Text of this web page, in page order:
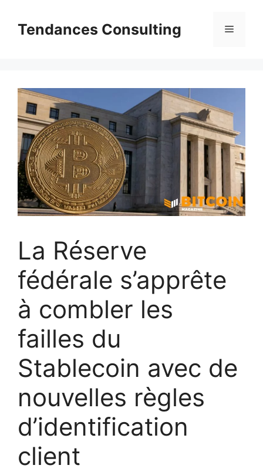
contenuTendances Consulting Menu
La Réserve
fédérale s’apprête
à combler les
failles du
Stablecoin avec de
nouvelles règles
d’identification
client